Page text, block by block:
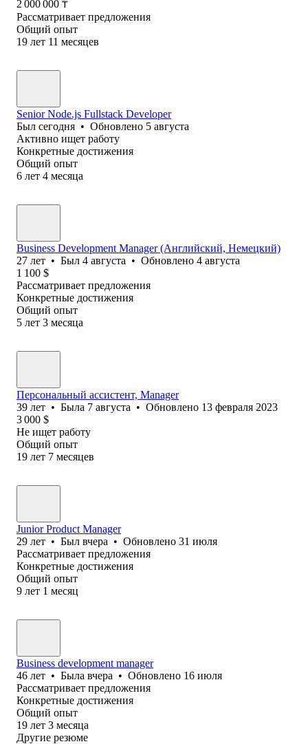
2 000 000 ₸
Рассматривает предложения
Общий опыт
19 лет 11 месяцев
Senior Node.js Fullstack Developer
Был сегодня • Обновлено 5 августа
Активно ищет работу
Конкретные достижения
Общий опыт
6 лет 4 месяца
Business Development Manager (Английский, Немецкий)
27 лет • Был 4 августа • Обновлено 4 августа
1 100 $
Рассматривает предложения
Конкретные достижения
Общий опыт
5 лет 3 месяца
Персональный ассистент, Manager
39 лет • Была 7 августа • Обновлено 13 февраля 2023
3 000 $
Не ищет работу
Общий опыт
19 лет 7 месяцев
Junior Product Manager
29 лет • Был вчера • Обновлено 31 июля
Рассматривает предложения
Конкретные достижения
Общий опыт
9 лет 1 месяц
Business development manager
46 лет • Была вчера • Обновлено 16 июля
Рассматривает предложения
Конкретные достижения
Общий опыт
19 лет 3 месяца
Другие резюме